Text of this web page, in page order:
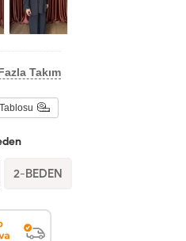
Takım
2-BEDEN